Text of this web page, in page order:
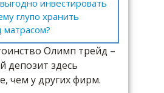
инвестировать
глупо хранить
Олимп трейд –
депозит здесь
чем у других фирм.